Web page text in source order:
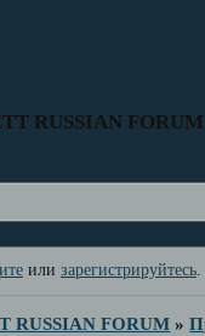
RUSSIAN FORUM
или зарегистрируйтесь.
RUSSIAN FORUM »